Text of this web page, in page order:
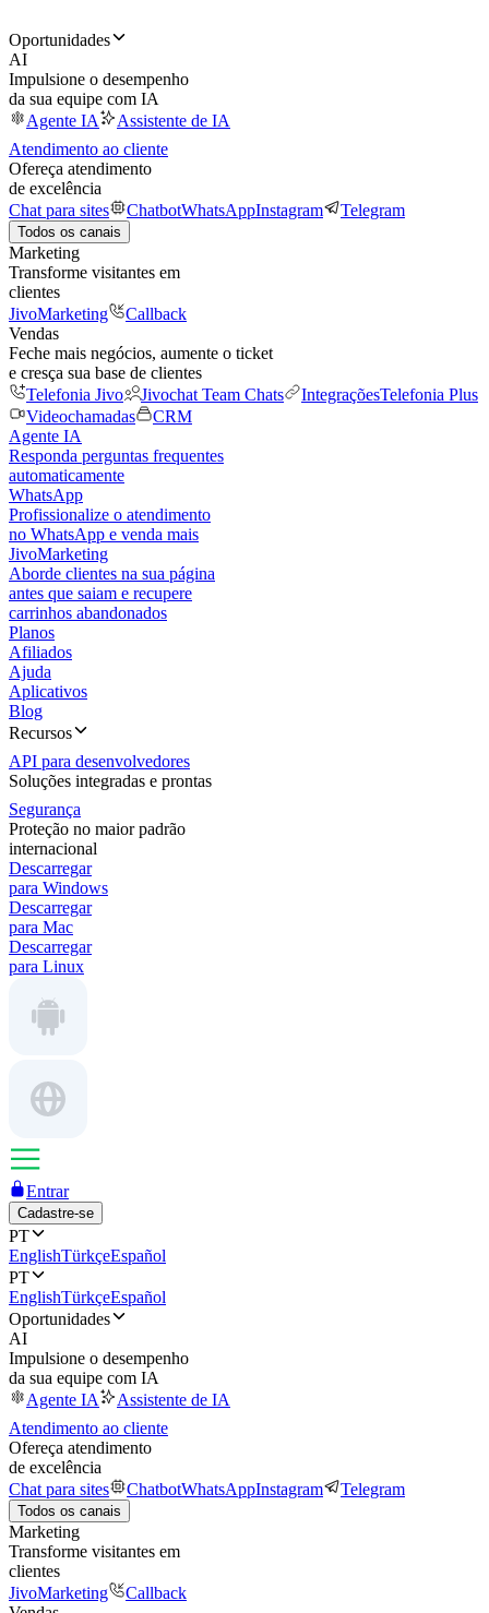
Oportunidades
AI
Impulsione o desempenho
da sua equipe com IA
Agente IA
Assistente de IA
Atendimento ao cliente
Ofereça atendimento
de excelência
Chat para sites
ChatbotWhatsAppInstagram Telegram
Todos os canais
Marketing
Transforme visitantes em
clientes
JivoMarketing
Callback
Vendas
Feche mais negócios, aumente o ticket
e cresça sua base de clientes
Telefonia Jivo
Jivochat Team Chats IntegraçõesTelefonia Plus
Videochamadas
CRM
Agente IA
Responda perguntas frequentes
automaticamente
WhatsApp
Profissionalize o atendimento
no WhatsApp e venda mais
JivoMarketing
Aborde clientes na sua página
antes que saiam e recupere
carrinhos abandonados
Planos
Afiliados
Ajuda
Aplicativos
Blog
Recursos
API para desenvolvedores
Soluções integradas e prontas
Segurança
Proteção no maior padrão
internacional
Descarregar
para Windows
Descarregar
para Mac
Descarregar
para Linux
Entrar
Cadastre-se
PT
EnglishTürkçeEspañol
PT
EnglishTürkçeEspañol
Oportunidades
AI
Impulsione o desempenho
da sua equipe com IA
Agente IA
Assistente de IA
Atendimento ao cliente
Ofereça atendimento
de excelência
Chat para sites
ChatbotWhatsAppInstagram Telegram
Todos os canais
Marketing
Transforme visitantes em
clientes
JivoMarketing
Callback